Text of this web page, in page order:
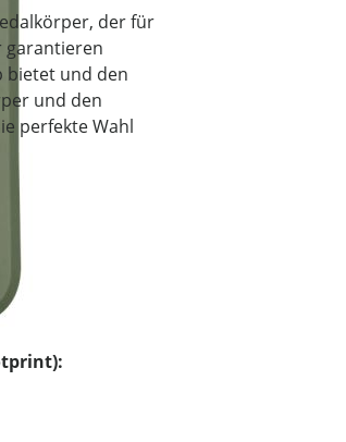
der für
garantieren
bietet und den
und den
perfekte Wahl